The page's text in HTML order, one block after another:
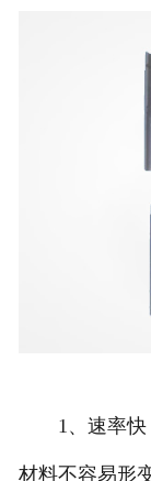
1、速率快
材料不容易形